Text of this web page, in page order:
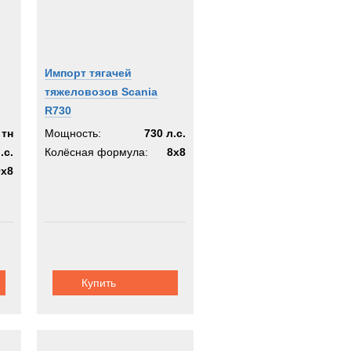
Импорт тягачей
тяжеловозов Scania
R730
Мощность:
730 л.с.
Колёсная формула:
8x8
Купить